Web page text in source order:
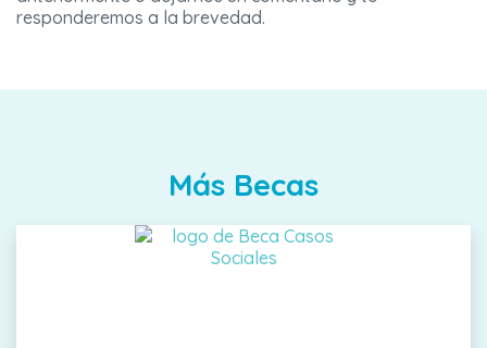
responderemos a la brevedad.
Más Becas